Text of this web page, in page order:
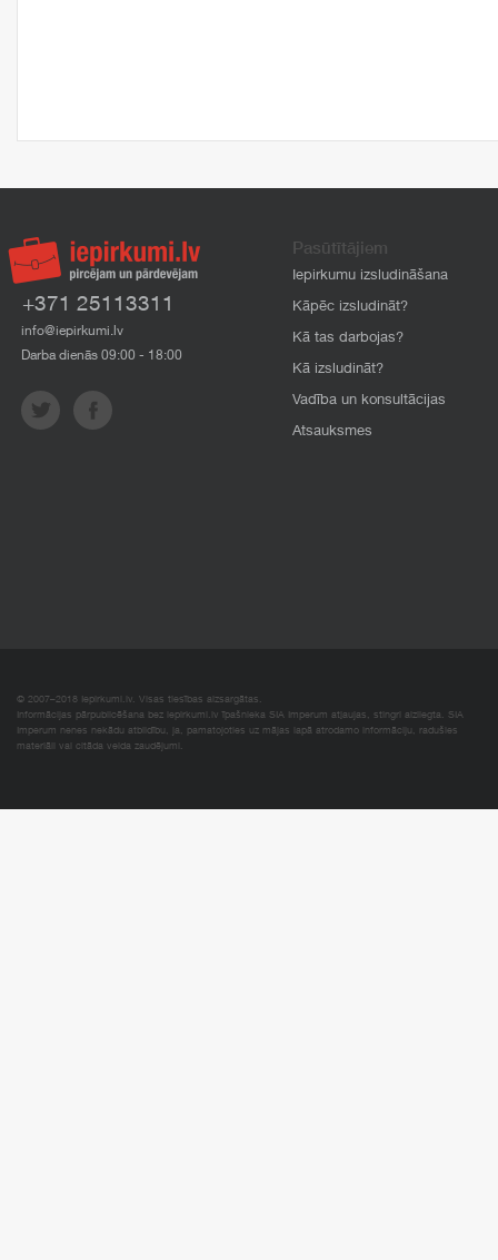
+371 25113311
info@iepirkumi.lv
Darba dienās 09:00 - 18:00
Pasūtītājiem
Iepirkumu izsludināšana
Kāpēc izsludināt?
Kā tas darbojas?
Kā izsludināt?
Vadība un konsultācijas
Atsauksmes
© 2007–2018 Iepirkumi.lv. Visas tiesības aizsargātas.
Informācijas pārpublicēšana bez iepirkumi.lv īpašnieka SIA Imperum atļaujas, stingri aizliegta. SIA
Imperum nenes nekādu atbildību, ja, pamatojoties uz mājas lapā atrodamo informāciju, radušies
materiāli vai citāda veida zaudējumi.